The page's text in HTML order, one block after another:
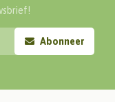
Abonneer